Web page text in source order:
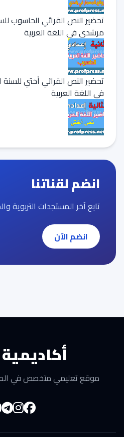
تحضير النص القرائي الحاسوب
مرشدي في اللغة العربية
تحضير النص القرائي أختي
في اللغة العربية
انضم لقناتنا
تابع آخر المستجدات التربوية
انضم الآن
موقع تعليمي متخصص في